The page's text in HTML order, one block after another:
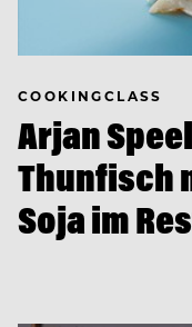
COOKINGCLASS
Arjan
Thunfisch
Soja im